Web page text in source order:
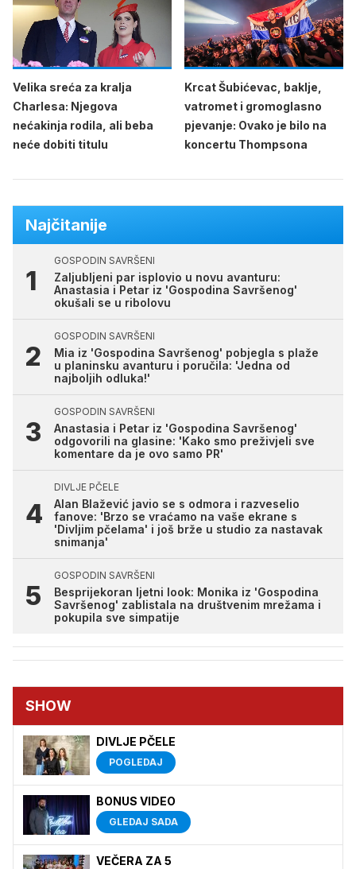
Velika sreća za kralja
Charlesa: Njegova
nećakinja rodila, ali beba
neće dobiti titulu
Krcat Šubićevac, baklje,
vatromet i gromoglasno
pjevanje: Ovako je bilo na
koncertu Thompsona
Najčitanije
GOSPODIN SAVRŠENI
Zaljubljeni par isplovio u novu avanturu:
Anastasia i Petar iz 'Gospodina Savršenog'
okušali se u ribolovu
GOSPODIN SAVRŠENI
Mia iz 'Gospodina Savršenog' pobjegla s plaže
u planinsku avanturu i poručila: 'Jedna od
najboljih odluka!'
GOSPODIN SAVRŠENI
Anastasia i Petar iz 'Gospodina Savršenog'
odgovorili na glasine: 'Kako smo preživjeli sve
komentare da je ovo samo PR'
DIVLJE PČELE
Alan Blažević javio se s odmora i razveselio
fanove: 'Brzo se vraćamo na vaše ekrane s
'Divljim pčelama' i još brže u studio za nastavak
snimanja'
GOSPODIN SAVRŠENI
Besprijekoran ljetni look: Monika iz 'Gospodina
Savršenog' zablistala na društvenim mrežama i
pokupila sve simpatije
SHOW
DIVLJE PČELE
POGLEDAJ
BONUS VIDEO
GLEDAJ SADA
VEČERA ZA 5